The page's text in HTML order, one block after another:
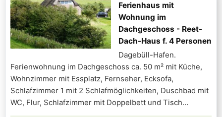
Ferienhaus mit
Wohnung im
Dachgeschoss - Reet-
Dach-Haus f. 4 Personen
Dagebüll-Hafen.
Ferienwohnung im Dachgeschoss ca. 50 m² mit Küche,
Wohnzimmer mit Essplatz, Fernseher, Ecksofa,
Schlafzimmer 1 mit 2 Schlafmöglichkeiten, Duschbad mit
WC, Flur, Schlafzimmer mit Doppelbett und Tisch